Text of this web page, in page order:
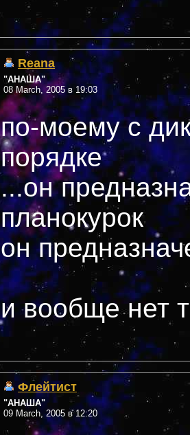
Reana
"АНАША"
08 March, 2005 в 19:03
по-моему с
порядке
...он
планокурок
он
и вообще нет
Флейтист
"АНАША"
09 March, 2005 в 12:20